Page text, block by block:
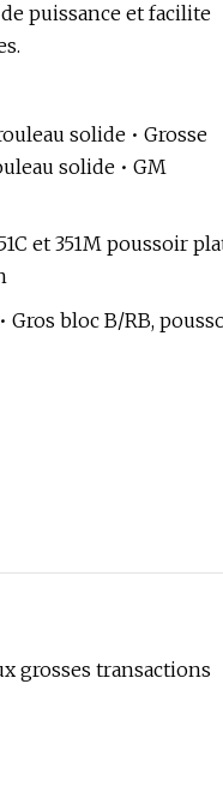
puissance et facilite
solide • Grosse
solide • GM
et 351M poussoir
Gros bloc B/RB,
grosses transactions